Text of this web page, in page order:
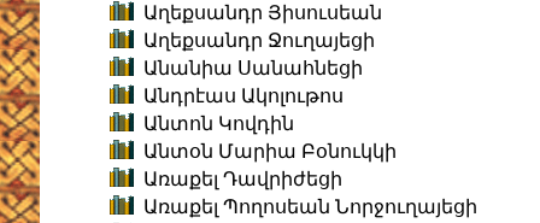
Աղեքսանդր Յիսուսեան
Աղեքսանդր Ջուղայեցի
Անանիա Սանահնեցի
Անդրէաս Ակոլութոս
Անտոն Կովդին
Անտօն Մարիա Բօնուկկի
Առաքել Դավրիժեցի
Առաքել Պողոսեան Նորջուղայեցի